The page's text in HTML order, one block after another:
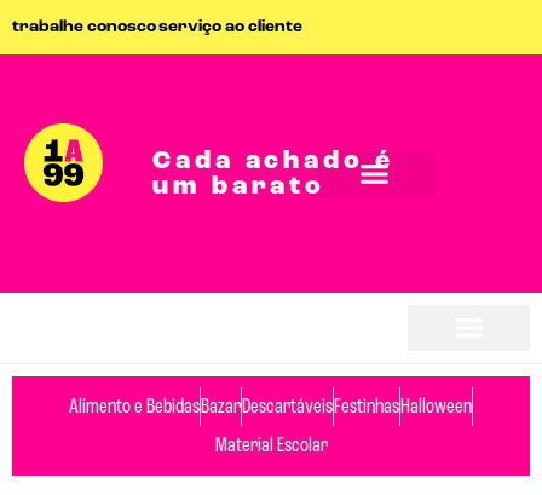
trabalhe conoscoserviço ao cliente
Cada achado é
um barato
Alimento e BebidasBazarDescartáveisFestinhasHalloween
Material Escolar